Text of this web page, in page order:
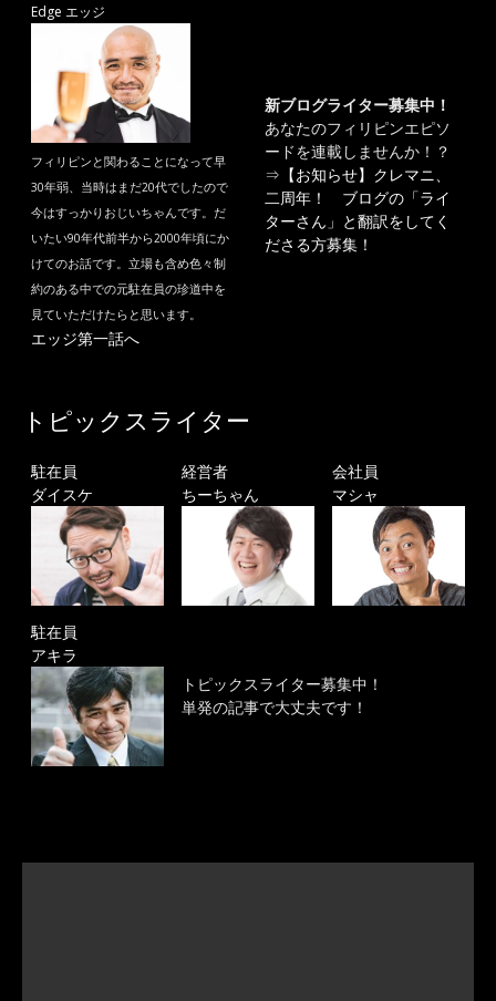
Edge エッジ
フィリピンと関わることになって早
30年弱、当時はまだ20代でしたので
今はすっかりおじいちゃんです。だ
いたい90年代前半から2000年頃にか
けてのお話です。立場も含め色々制
約のある中での元駐在員の珍道中を
見ていただけたらと思います。
エッジ第一話へ
新ブログライター募集中！
あなたのフィリピンエピソ
ードを連載しませんか！？
⇒ 【お知らせ】クレマニ、
二周年！ ブログの「ライ
ターさん」と翻訳をしてく
ださる方募集！
トピックスライター
駐在員
ダイスケ
経営者
ちーちゃん
会社員
マシャ
駐在員
アキラ
トピックスライター募集中！
単発の記事で大丈夫です！